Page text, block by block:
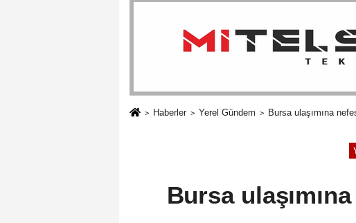
Haberler Yerel Gündem Bursa ulaşımına
Bursa